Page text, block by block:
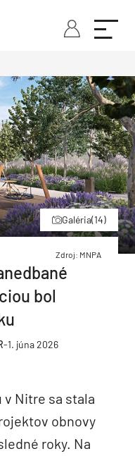
Galéria(14)
Zdroj: MNPA
bol
-1. júna 2026
v Nitre sa stala
obnovy
roky. Na